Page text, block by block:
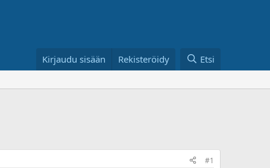
Kirjaudu sisään Rekisteröidy Etsi
#1